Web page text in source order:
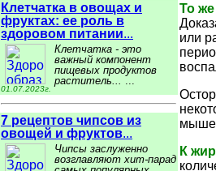
То
или
К
Клетчатка в овощах и
фруктах: ее роль в
здоровом питании...
01.07.2023г.
Клетчатка - это
важный компонент
пищевых продуктов
раститель... ...
7 рецептов чипсов из
овощей и фруктов...
Чипсы заслуженно
возглавляют хит-парад